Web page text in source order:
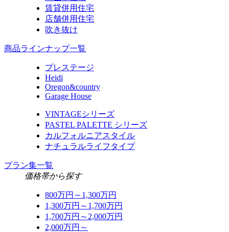
賃貸併用住宅
店舗併用住宅
吹き抜け
商品ラインナップ一覧
プレステージ
Heidi
Oregon&country
Garage House
VINTAGEシリーズ
PASTEL PALETTE シリーズ
カルフォルニアスタイル
ナチュラルライフタイプ
プラン集一覧
価格帯から探す
800万円～1,300万円
1,300万円～1,700万円
1,700万円～2,000万円
2,000万円～